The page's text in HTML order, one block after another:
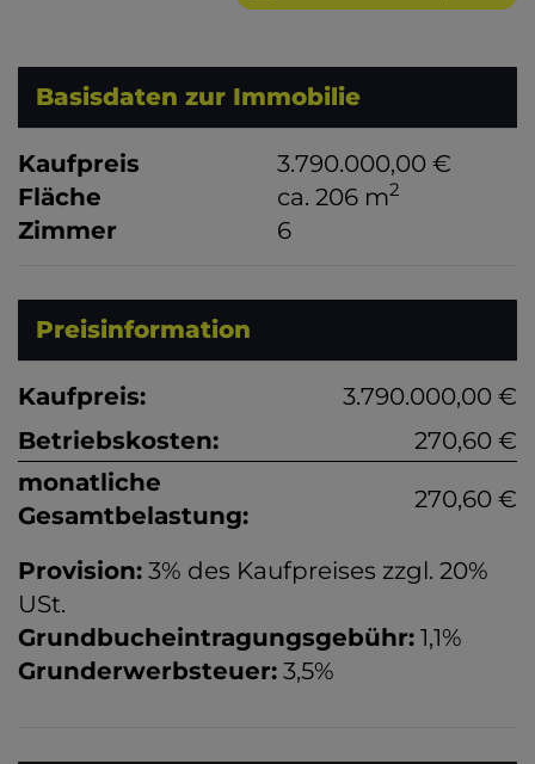
Basisdaten zur Immobilie
Kaufpreis
3.790.000,00 €
Fläche
ca. 206 m2
Zimmer 6
Preisinformation
Kaufpreis:
3.790.000,00 €
Betriebskosten:
270,60 €
monatliche
Gesamtbelastung:
270,60 €
Provision: 3% des Kaufpreises zzgl. 20%
USt.
Grundbucheintragungsgebühr: 1,1%
Grunderwerbsteuer: 3,5%